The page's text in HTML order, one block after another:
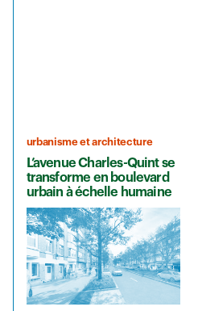
urbanisme et architecture
L’avenue Charles-Quint se
transforme en boulevard
urbain à échelle humaine